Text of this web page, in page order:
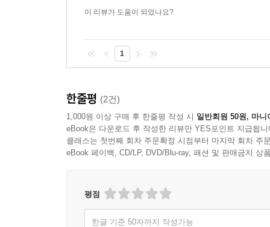
이 리뷰가 도움이 되었나요?
1
한줄평 (2건)
1,000원 이상 구매 후 한줄평 작성 시 일반회원 50원, 마니
eBook은 다운로드 후 작성한 리뷰만 YES포인트 지급됩니
클래스는 첫번째 회차 주문확정 시점부터 마지막 회차 주
eBook 페이백, CD/LP, DVD/Blu-ray, 패션 및 판매금지 상
평점
한글 기준 50자까지 작성가능